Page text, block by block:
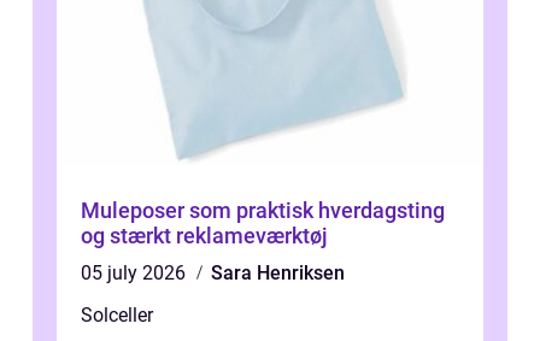
Muleposer som praktisk hverdagsting
og stærkt reklameværktøj
05 july 2026
Sara Henriksen
Solceller